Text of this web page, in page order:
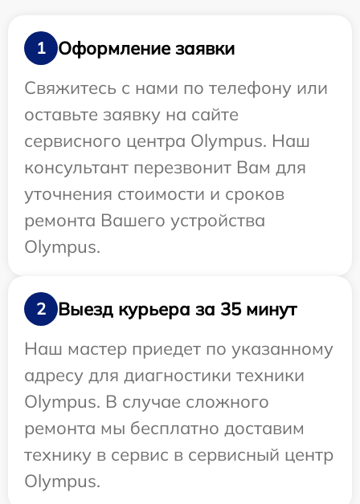
1
Оформление заявки
Свяжитесь с нами по телефону или
оставьте заявку на сайте
сервисного центра Olympus. Наш
консультант перезвонит Вам для
уточнения стоимости и сроков
ремонта Вашего устройства
Olympus.
2
Выезд курьера за 35 минут
Наш мастер приедет по указанному
адресу для диагностики техники
Olympus. В случае сложного
ремонта мы бесплатно доставим
технику в сервис в сервисный центр
Olympus.